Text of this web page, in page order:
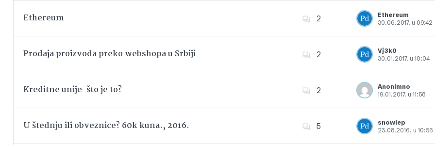
Dodajte u favorite
Ethereum 2
Ethereum
30.06.2017. u 09:42
Dodajte u favorite
Prodaja proizvoda preko webshopa u Srbiji 2
Vj3k0
30.01.2017. u 10:04
Dodajte u favorite
Kreditne unije-što je to? 2
Anonimno
19.01.2017. u 11:58
Dodajte u favorite
U štednju ili obveznice? 60k kuna., 2016. 5
snowlep
23.08.2016. u 10:56